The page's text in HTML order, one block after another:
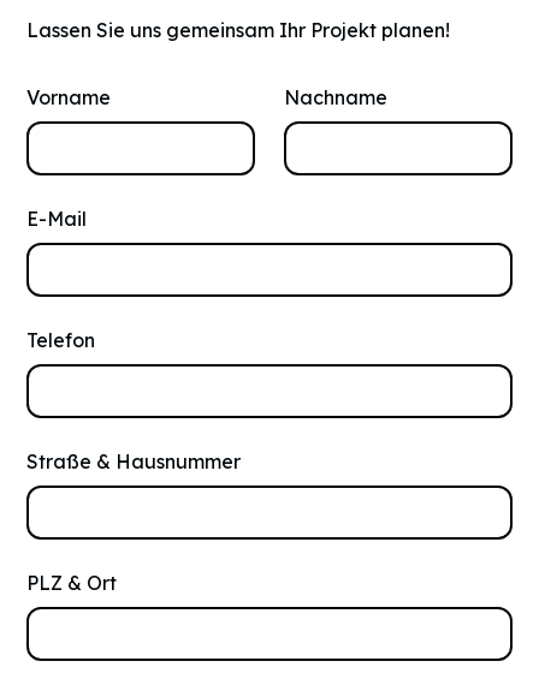
Lassen Sie uns gemeinsam Ihr Projekt planen!
Vorname Nachname
E-Mail
Telefon
Straße & Hausnummer
PLZ & Ort